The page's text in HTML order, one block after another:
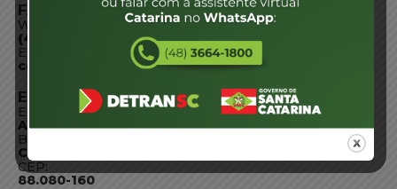
FALE CONOSCO
WhatsApp:
(48) 3664-1800
E-mail:
centraldeinformacoes@detran.sc.gov.br
ENDEREÇO
Endereço:
Av. Almirante Tamandaré - 480
Bairro:
Coqueiros, Florianópolis SC
CEP:
88.080-160